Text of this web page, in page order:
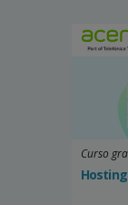
Curso